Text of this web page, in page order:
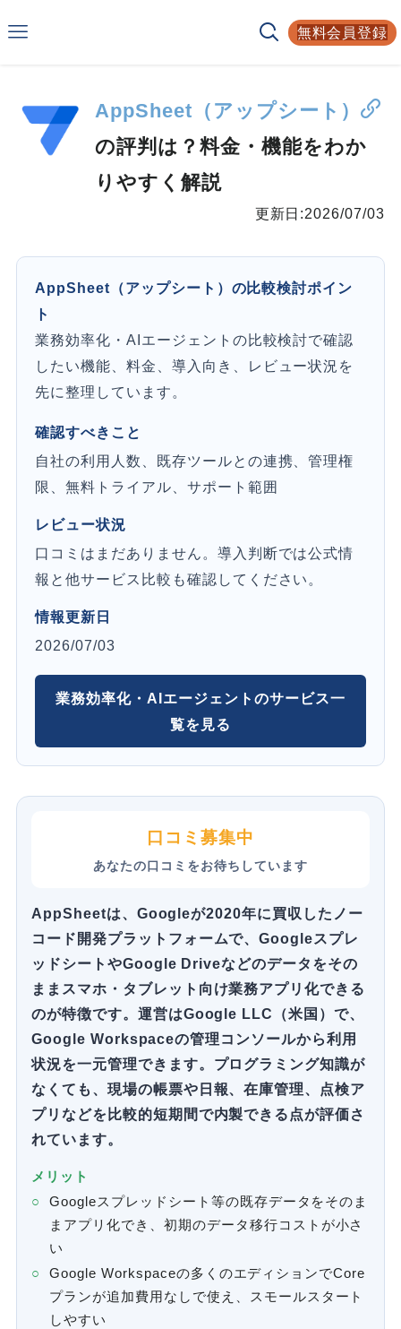
無料会員登録
AppSheet（アップシート）
の評判は？料金・機能をわか
りやすく解説
更新日:2026/07/03
AppSheet（アップシート）の比較検討ポイン
ト
業務効率化・AIエージェントの比較検討で確認
したい機能、料金、導入向き、レビュー状況を
先に整理しています。
確認すべきこと
自社の利用人数、既存ツールとの連携、管理権
限、無料トライアル、サポート範囲
レビュー状況
口コミはまだありません。導入判断では公式情
報と他サービス比較も確認してください。
情報更新日
2026/07/03
業務効率化・AIエージェントのサービス一
覧を見る
口コミ募集中
あなたの口コミをお待ちしています
AppSheetは、Googleが2020年に買収したノー
コード開発プラットフォームで、Googleスプレ
ッドシートやGoogle Driveなどのデータをその
ままスマホ・タブレット向け業務アプリ化できる
のが特徴です。運営はGoogle LLC（米国）で、
Google Workspaceの管理コンソールから利用
状況を一元管理できます。プログラミング知識が
なくても、現場の帳票や日報、在庫管理、点検ア
プリなどを比較的短期間で内製できる点が評価さ
れています。
メリット
Googleスプレッドシート等の既存データをそのま
まアプリ化でき、初期のデータ移行コストが小さ
い
Google Workspaceの多くのエディションでCore
プランが追加費用なしで使え、スモールスタート
しやすい